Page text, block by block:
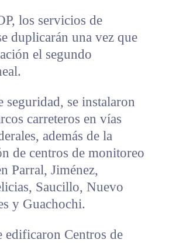
los servicios de
duplicarán una vez que
el segundo
seguridad, se instalaron
carreteros en vías
además de la
de centros de monitoreo
Parral, Jiménez,
Saucillo, Nuevo
y Guachochi.
edificaron Centros de